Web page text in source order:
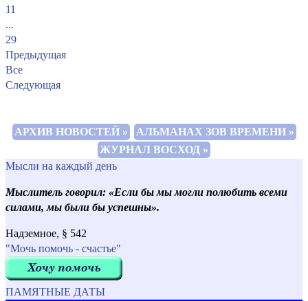
11
...
29
Предыдущая
Все
Следующая
АРХИВ НОВОСТЕЙ »
АЛЬМАНАХ ЗОВ ВРЕМЕНИ »
ЖУРНАЛ ВОСХОД »
Мысли на каждый день
Мыслитель говорил: «Если бы мы могли полюбить всеми
силами, мы были бы успешны».
Надземное, § 542
"Мочь помочь - счастье"
ПАМЯТНЫЕ ДАТЫ